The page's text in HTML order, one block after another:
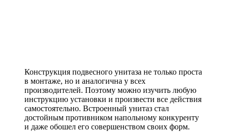
Конструкция подвесного унитаза не только проста
в монтаже, но и аналогична у всех
производителей. Поэтому можно изучить любую
инструкцию установки и произвести все действия
самостоятельно. Встроенный унитаз стал
достойным противником напольному конкуренту
и даже обошел его совершенством своих форм.